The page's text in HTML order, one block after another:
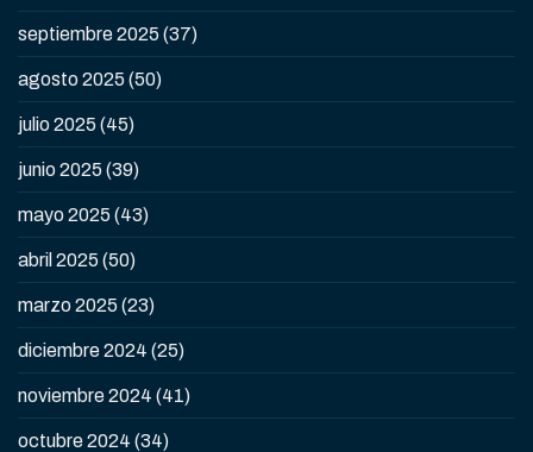
septiembre 2025 (37)
agosto 2025 (50)
julio 2025 (45)
junio 2025 (39)
mayo 2025 (43)
abril 2025 (50)
marzo 2025 (23)
diciembre 2024 (25)
noviembre 2024 (41)
octubre 2024 (34)